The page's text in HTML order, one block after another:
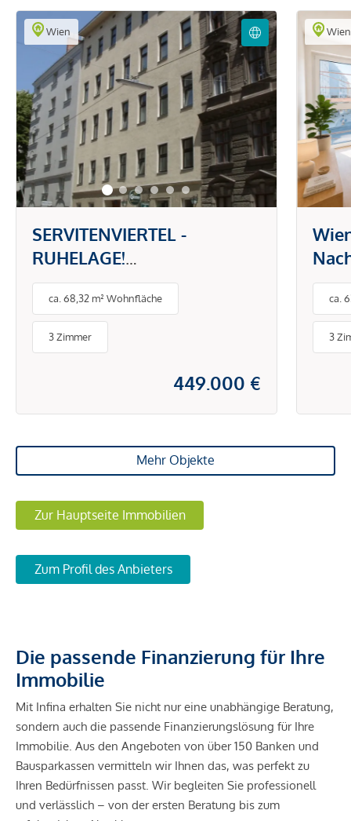
Wien
SERVITENVIERTEL -
RUHELAGE!
SANIERUNGSBEDÜRFTIGE 3
ZIMMER IM 4. LIFTSTOCK!
ca. 68,32 m² Wohnfläche
3 Zimmer
449.000 €
Wien
an
ca.
3
Mehr Objekte
Zur Hauptseite Immobilien
Zum Profil des Anbieters
Die passende Finanzierung für Ihre
Immobilie
Mit Infina erhalten Sie nicht nur eine unabhängige Beratung,
sondern auch die passende Finanzierungslösung für Ihre
Immobilie. Aus den Angeboten von über 150 Banken und
Bausparkassen vermitteln wir Ihnen das, was perfekt zu
Ihren Bedürfnissen passt. Wir begleiten Sie professionell
und verlässlich – von der ersten Beratung bis zum